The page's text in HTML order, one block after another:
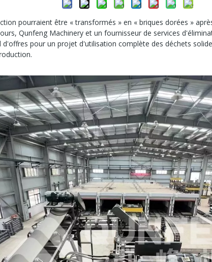
pourraient être « transformés » en « briques dorées »
Qunfeng Machinery et un fournisseur de services
pour un projet d'utilisation complète des déchets